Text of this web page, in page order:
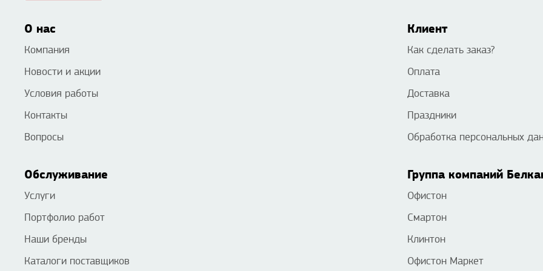
О нас
Компания
Новости и акции
Условия работы
Контакты
Вопросы
Клиент
Как сделать заказ?
Оплата
Доставка
Праздники
Обработка персональных
Обслуживание
Услуги
Портфолио работ
Наши бренды
Каталоги поставщиков
Группа компаний
Офистон
Смартон
Клинтон
Офистон Маркет